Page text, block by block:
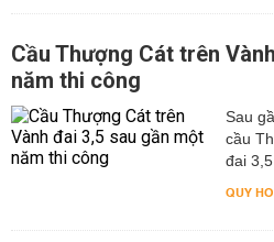
Cầu Thượng Cát trên
năm thi công
Sau
cầu
đai
QUY